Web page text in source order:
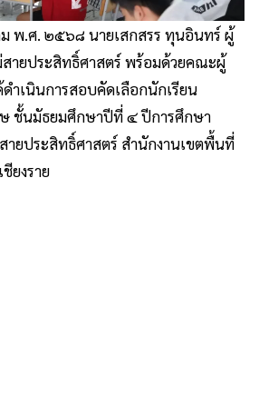
พ.ศ. ๒๕๖๘ นายเสกสรร ทุนอินทร์ ผู้
สายประสิทธิ์ศาสตร์ พร้อมด้วยคณะผู้
ำเนินการสอบคัดเลือกนักเรียน
ษ ชั้นมัธยมศึกษาปีที่ ๔ ปีการศึกษา
ยประสิทธิ์ศาสตร์ สำนักงานเขตพื้นที่
ยงราย